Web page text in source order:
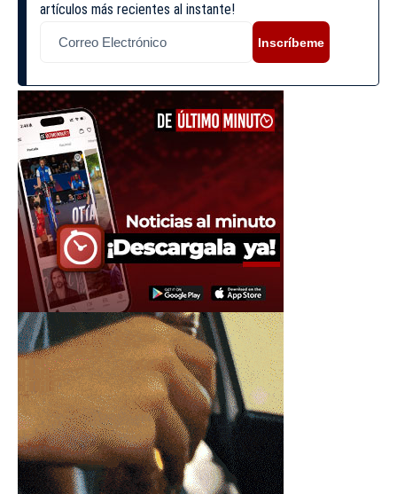
artículos más recientes al instante!
Inscríbeme